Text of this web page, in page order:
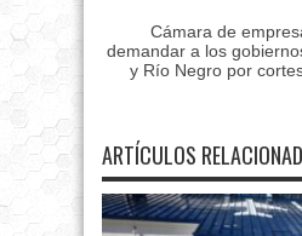
Cámara de
demandar a los
y Río Negro por
ARTÍCULOS